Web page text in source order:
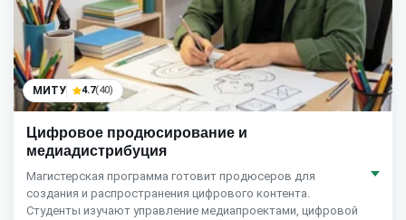
МИТУ 4.7(40)
Цифровое продюсирование и
медиадистрибуция
Магистерская программа готовит продюсеров для
создания и распространения цифрового контента.
Студенты изучают управление медиапроектами, цифровой